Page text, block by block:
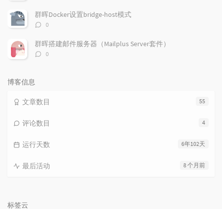
数：
群晖Docker设置bridge-host模式
评
数：
0
群晖搭建邮件服务器（Mailplus Server套件）
评
0
博客信息
55
文章数目
4
评论数目
6年102天
运行天数
8 个月前
最后活动
标签云